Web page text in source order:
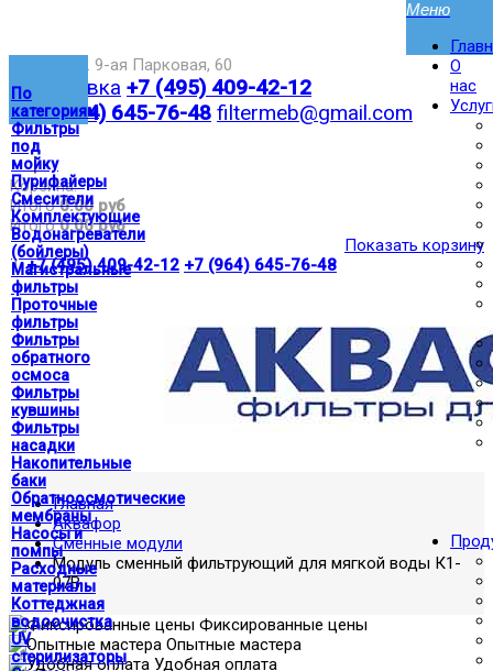
По
категориям
Фильтры
под
мойку
Пурифайеры
Смесители
Комплектующие
Водонагреватели
(бойлеры)
Магистральные
фильтры
Проточные
фильтры
Фильтры
обратного
осмоса
Фильтры
кувшины
Фильтры
насадки
Накопительные
баки
Обратноосмотические
мембраны
Насосы и
помпы
Расходные
материалы
Коттеджная
водоочистка
UV
стерилизаторы
Москва,ул. 9-ая Парковая, 60
Доставка +7 (495) 409-42-12
+7 (964) 645-76-48 filtermeb@gmail.com
|
Корзина:
Итого0.00 руб
Итого0.00 руб
Показать корзину
| +7 (495) 409-42-12 +7 (964) 645-76-48
О
нас
Главная
Аквафор
Сменные модули
Модуль сменный фильтрующий для мягкой воды К1-
07В
Фиксированные цены
Опытные мастера
Удобная оплата